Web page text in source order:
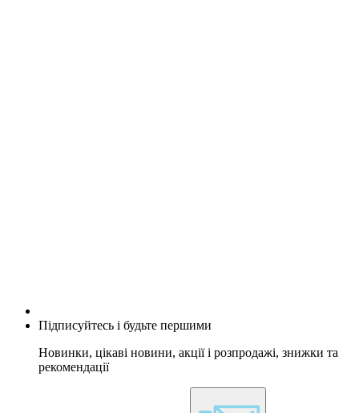
Підписуйтесь і будьте першими
Новинки, цікаві новини, акції і розпродажі, знижки та
рекомендації